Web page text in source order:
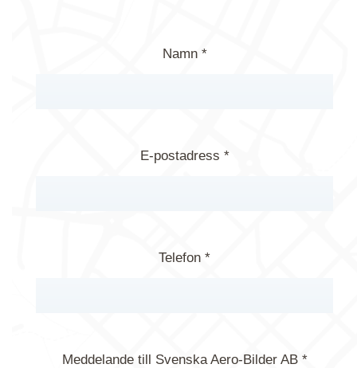
Namn *
E-postadress *
Telefon *
Meddelande till Svenska Aero-Bilder AB *